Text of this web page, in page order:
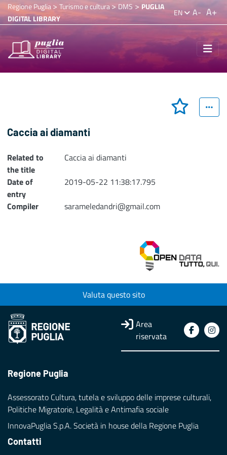
Regione Puglia> Turismo e cultura>DMS > PUGLIA
DIGITAL LIBRARY
EN A- A+
Caccia ai diamanti
Related to
the title
Caccia ai diamanti
Date of
entry
2019-05-22 11:38:17.795
Compiler
sarameledandri@gmail.com
Valuta questo sito
Area
riservata
Regione Puglia
Assessorato Cultura, tutela e sviluppo delle imprese culturali,
Politiche Migratorie, Legalità e Antimafia sociale
InnovaPuglia S.p.A. Società in house della Regione Puglia
Contatti